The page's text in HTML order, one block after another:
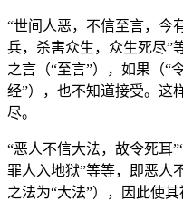
“世间人恶，不信至言，今
兵，杀害众生，众生死尽”
之言（“至言”），如果（“
经”），也不知道接受。这
尽。
“恶人不信大法，故令死耳
罪人入地狱”等等，即恶人
之法为“大法”），因此使其